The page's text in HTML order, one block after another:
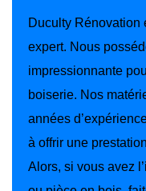
Duculty Rénovation
expert. Nous
impressionnante
boiserie. Nos
années
à offrir une
Alors, si vous avez